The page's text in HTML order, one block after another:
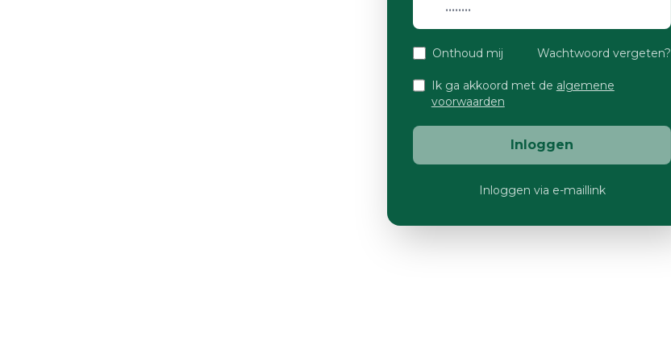
Onthoud mij Wachtwoord vergeten?
Ik ga akkoord met de algemene
voorwaarden
Inloggen
Inloggen via e-maillink